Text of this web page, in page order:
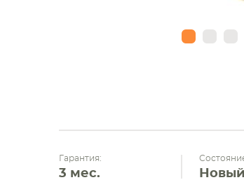
Гарантия:
3 мес. Новый